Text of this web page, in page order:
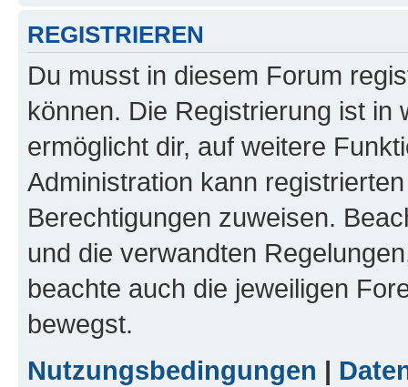
REGISTRIEREN
Du musst in diesem Forum
können. Die Registrierung ist in
ermöglicht dir, auf weitere
Administration kann
Berechtigungen zuweisen.
und die verwandten
beachte auch die jeweiligen
bewegst.
Nutzungsbedingungen |